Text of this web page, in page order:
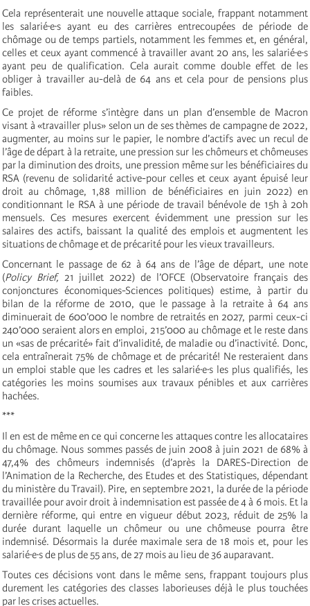
Cela représenterait une nouvelle attaque sociale, frappant notamment
les salarié·e·s ayant eu des carrières entrecoupées de période de
chômage ou de temps partiels, notamment les femmes et, en général,
celles et ceux ayant commencé à travailler avant 20 ans, les salarié·e·s
ayant peu de qualification. Cela aurait comme double effet de les
obliger à travailler au-delà de 64 ans et cela pour de pensions plus
faibles.
Ce projet de réforme s’intègre dans un plan d’ensemble de Macron
visant à «travailler plus» selon un de ses thèmes de campagne de 2022,
augmenter, au moins sur le papier, le nombre d’actifs avec un recul de
l’âge de départ à la retraite, une pression sur les chômeurs et chômeuses
par la diminution des droits, une pression même sur les bénéficiaires du
RSA (revenu de solidarité active-pour celles et ceux ayant épuisé leur
droit au chômage, 1,88 million de bénéficiaires en juin 2022) en
conditionnant le RSA à une période de travail bénévole de 15h à 20h
mensuels. Ces mesures exercent évidemment une pression sur les
salaires des actifs, baissant la qualité des emplois et augmentent les
situations de chômage et de précarité pour les vieux travailleurs.
Concernant le passage de 62 à 64 ans de l’âge de départ, une note
(Policy Brief,21 juillet 2022) de l’OFCE (Observatoire français des
conjonctures économiques-Sciences politiques) estime, à partir du
bilan de la réforme de 2010, que le passage à la retraite à 64 ans
diminuerait de 600’000 le nombre de retraités en 2027, parmi ceux-ci
240’000 seraient alors en emploi, 215’000 au chômage et le reste dans
un «sas de précarité» fait d’invalidité, de maladie ou d’inactivité. Donc,
cela entraînerait 75% de chômage et de précarité! Ne resteraient dans
un emploi stable que les cadres et les salarié·e·s les plus qualifiés, les
catégories les moins soumises aux travaux pénibles et aux carrières
hachées.
***
Il en est de même en ce qui concerne les attaques contre les allocataires
du chômage. Nous sommes passés de juin 2008 à juin 2021 de 68% à
47,4% des chômeurs indemnisés (d’après la DARES-Direction de
l’Animation de la Recherche, des Etudes et des Statistiques, dépendant
du ministère du Travail). Pire, en septembre 2021, la durée de la période
travaillée pour avoir droit à indemnisation est passée de 4 à 6 mois. Et la
dernière réforme, qui entre en vigueur début 2023, réduit de 25% la
durée durant laquelle un chômeur ou une chômeuse pourra être
indemnisé. Désormais la durée maximale sera de 18 mois et, pour les
salarié·e·s de plus de 55 ans, de 27 mois au lieu de 36 auparavant.
Toutes ces décisions vont dans le même sens, frappant toujours plus
durement les catégories des classes laborieuses déjà le plus touchées
par les crises actuelles.